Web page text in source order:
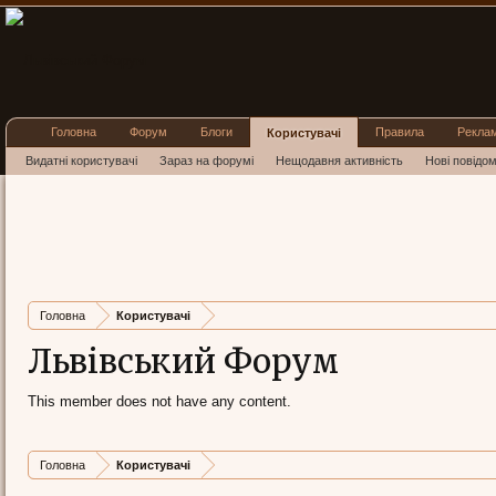
Головна Користувачі
Львівський Форум
This member does not have any content.
Головна Користувачі
Головна Форум Блоги Користувачі
Видатні користувачі Зараз на форумі Нещодавня активність Нові
Правила